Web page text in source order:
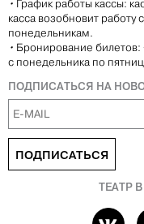
• График работы кассы:
касса возобновит
понедельникам.
• Бронирование
с понедельника по
ПОДПИСАТЬСЯ НА
ПОДПИСАТЬСЯ
ТЕАТР